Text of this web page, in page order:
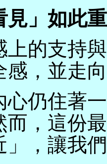
見」如此
上的支持
感，並走
心仍住著
而，這份
」，讓我